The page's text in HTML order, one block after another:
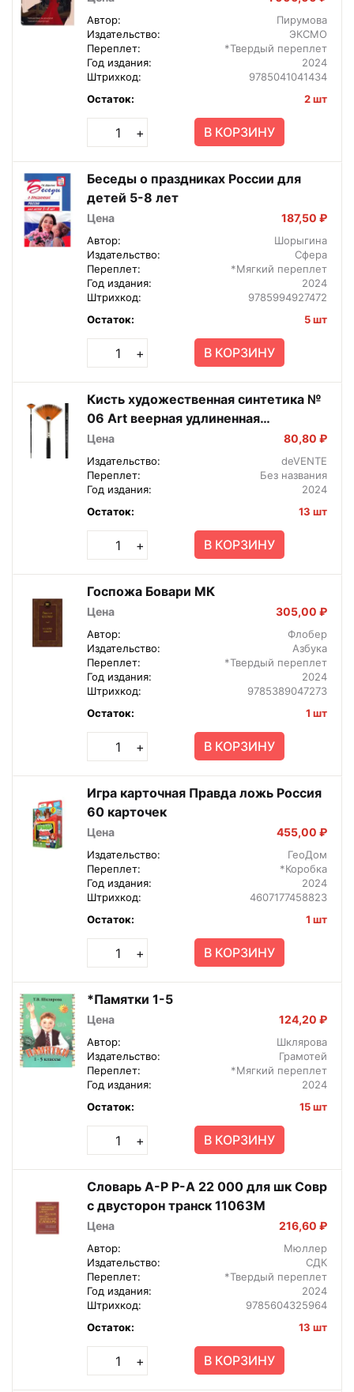
Автор:
Пирумова
Издательство:
ЭКСМО
Переплет:
*Твердый переплет
Год издания:
2024
Штрихкод:
9785041041434
Остаток:
2 шт
+ В КОРЗИНУ
Беседы о праздниках России для
детей 5-8 лет
Цена 187,50 ₽
Автор:
Шорыгина
Издательство:
Сфера
Переплет:
*Мягкий переплет
Год издания:
2024
Штрихкод:
9785994927472
Остаток:
5 шт
+ В КОРЗИНУ
Кисть художественная синтетика №
06 Art веерная удлиненная
деревянная ручка 8073023
Цена 80,80 ₽
Издательство:
deVENTE
Переплет:
Без названия
Год издания:
2024
Остаток:
13 шт
+ В КОРЗИНУ
Госпожа Бовари МК
Цена 305,00 ₽
Автор:
Флобер
Издательство:
Азбука
Переплет:
*Твердый переплет
Год издания:
2024
Штрихкод:
9785389047273
Остаток:
1 шт
+ В КОРЗИНУ
Игра карточная Правда ложь Россия
60 карточек
Цена 455,00 ₽
Издательство:
ГеоДом
Переплет:
*Коробка
Год издания:
2024
Штрихкод:
4607177458823
Остаток:
1 шт
+ В КОРЗИНУ
*Памятки 1-5
Цена 124,20 ₽
Автор:
Шклярова
Издательство:
Грамотей
Переплет:
*Мягкий переплет
Год издания:
2024
Остаток:
15 шт
+ В КОРЗИНУ
Словарь А-Р Р-А 22 000 для шк Совр
с двусторон транск 11063М
Цена 216,60 ₽
Автор:
Мюллер
Издательство:
СДК
Переплет:
*Твердый переплет
Год издания:
2024
Штрихкод:
9785604325964
Остаток:
13 шт
+ В КОРЗИНУ